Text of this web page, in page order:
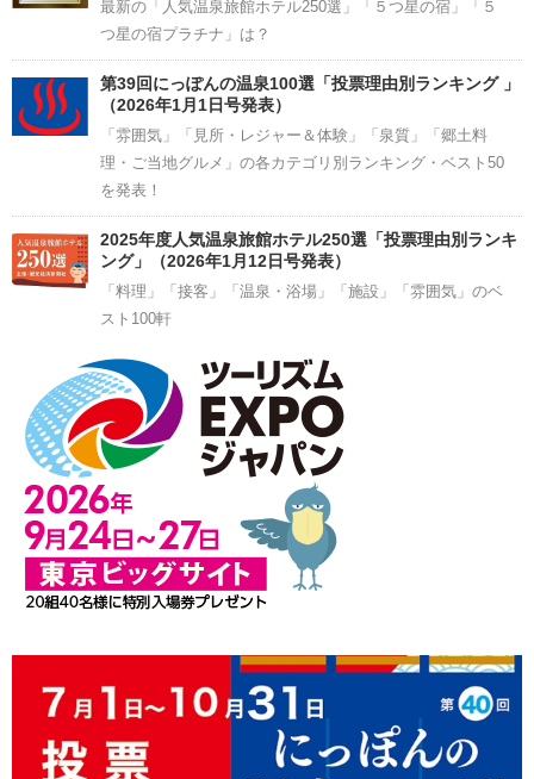
最新の「人気温泉旅館ホテル250選」「５つ星の宿」「５
つ星の宿プラチナ」は？
第39回にっぽんの温泉100選「投票理由別ランキング 」
（2026年1月1日号発表）
「雰囲気」「見所・レジャー＆体験」「泉質」「郷土料
理・ご当地グルメ」の各カテゴリ別ランキング・ベスト50
を発表！
2025年度人気温泉旅館ホテル250選「投票理由別ランキ
ング」（2026年1月12日号発表）
「料理」「接客」「温泉・浴場」「施設」「雰囲気」のベ
スト100軒